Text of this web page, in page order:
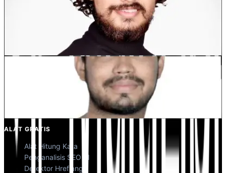
Co-Founder @MultiLipi
Kunal Singh Shekhawat
ALAT GRATIS
Alat Hitung Kata
Penganalisis SEO AI
Detektor Hreflang